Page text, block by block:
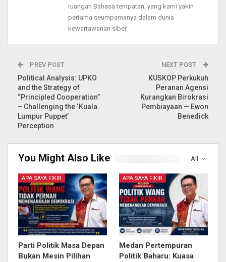
ruangan Bahasa tempatan, yang kami yakin
pertama seumpamanya dalam dunia
kewartawanan siber.
PREV POST
Political Analysis: UPKO
and the Strategy of
“Principled Cooperation”
– Challenging the ‘Kuala
Lumpur Puppet’
Perception
NEXT POST
KUSKOP Perkukuh
Peranan Agensi
Kurangkan Birokrasi
Pembiayaan — Ewon
Benedick
All
You Might Also Like
APA SAYA FIKIR
Parti Politik Masa Depan
Bukan Mesin Pilihan
APA SAYA FIKIR
Medan Pertempuran
Politik Baharu: Kuasa